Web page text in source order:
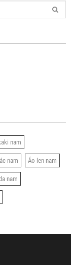
nam
nam Áo len nam
nam